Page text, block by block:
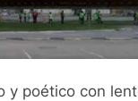
poético con